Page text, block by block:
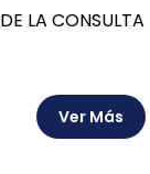
LA CONSULTA
Ver Más